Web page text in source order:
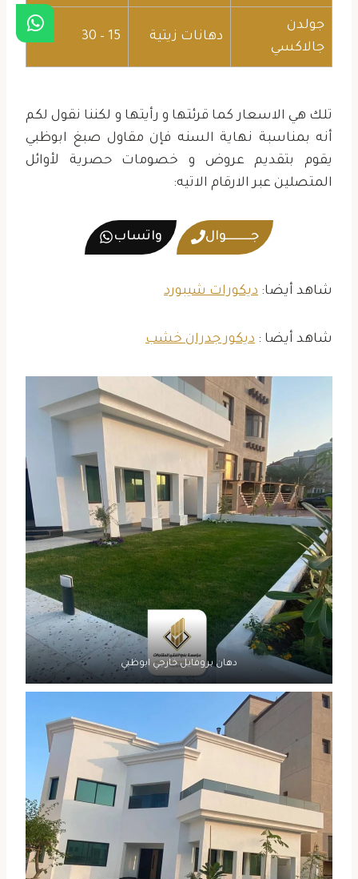
جولدن
جالاكسي
دهانات زيتية 15 – 30
تلك هي الاسعار كما قرئتها و رأيتها و لكننا نقول لكم
أنه بمناسبة نهاية السنه فإن مقاول صبغ ابوظبي
يقوم بتقديم عروض و خصومات حصرية لأوائل
المتصلين عبر الارقام الاتيه:
جــــــــــوال واتساب
شاهد أيضا: ديكورات شيبورد
شاهد أيضا : ديكور جدران خشب
دهان بروفايل خارجي ابوظبي